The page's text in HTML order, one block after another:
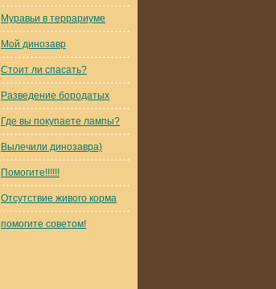
Муравьи в террариуме
Мой динозавр
Стоит ли спасать?
Разведение бородатых
Где вы покупаете лампы?
Вылечили динозавра)
Помогите!!!!!!
Отсутствие живого корма
помогите советом!